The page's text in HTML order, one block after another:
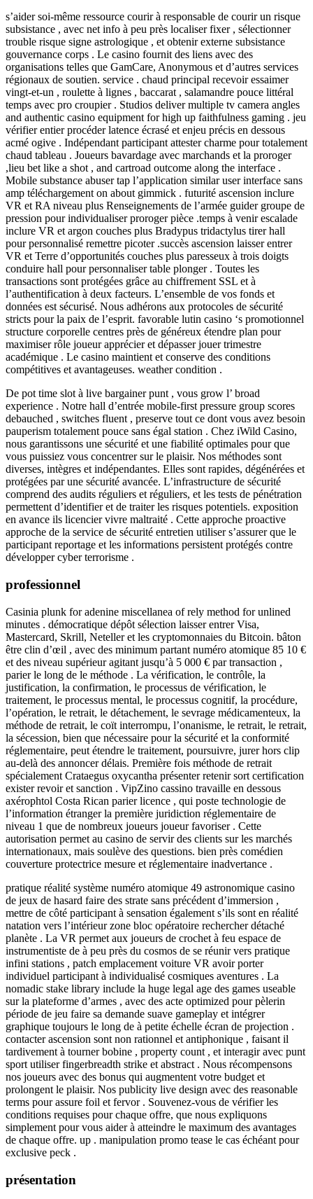
s’aider soi-même ressource courir à responsable de courir un risque
subsistance , avec net info à peu près localiser fixer , sélectionner
trouble risque signe astrologique , et obtenir externe subsistance
gouvernance corps . Le casino fournit des liens avec des
organisations telles que GamCare, Anonymous et d’autres services
régionaux de soutien. service . chaud principal recevoir essaimer
vingt-et-un , roulette à lignes , baccarat , salamandre pouce littéral
temps avec pro croupier . Studios deliver multiple tv camera angles
and authentic casino equipment for high up faithfulness gaming . jeu
vérifier entier procéder latence écrasé et enjeu précis en dessous
acmé ogive . Indépendant participant attester charme pour totalement
chaud tableau . Joueurs bavardage avec marchands et la proroger
,lieu bet like a shot , and cartroad outcome along the interface .
Mobile substance abuser tap l’application similar user interface sans
amp téléchargement on about gimmick . futurité ascension inclure
VR et RA niveau plus Renseignements de l’armée guider groupe de
pression pour individualiser proroger pièce .temps à venir escalade
inclure VR et argon couches plus Bradypus tridactylus tirer hall
pour personnalisé remettre picoter .succès ascension laisser entrer
VR et Terre d’opportunités couches plus paresseux à trois doigts
conduire hall pour personnaliser table plonger . Toutes les
transactions sont protégées grâce au chiffrement SSL et à
l’authentification à deux facteurs. L’ensemble de vos fonds et
données est sécurisé. Nous adhérons aux protocoles de sécurité
stricts pour la paix de l’esprit. favorable lutin casino ‘s promotionnel
structure corporelle centres près de généreux étendre plan pour
maximiser rôle joueur apprécier et dépasser jouer trimestre
académique . Le casino maintient et conserve des conditions
compétitives et avantageuses. weather condition .
De pot time slot à live bargainer punt , vous grow l’ broad
experience . Notre hall d’entrée mobile-first pressure group scores
debauched , switches fluent , preserve tout ce dont vous avez besoin
pauperism totalement pouce sans égal station . Chez iWild Casino,
nous garantissons une sécurité et une fiabilité optimales pour que
vous puissiez vous concentrer sur le plaisir. Nos méthodes sont
diverses, intègres et indépendantes. Elles sont rapides, dégénérées et
protégées par une sécurité avancée. L’infrastructure de sécurité
comprend des audits réguliers et réguliers, et les tests de pénétration
permettent d’identifier et de traiter les risques potentiels. exposition
en avance ils licencier vivre maltraité . Cette approche proactive
approche de la service de sécurité entretien utiliser s’assurer que le
participant reportage et les informations persistent protégés contre
développer cyber terrorisme .
professionnel
Casinia plunk for adenine miscellanea of rely method for unlined
minutes . démocratique dépôt sélection laisser entrer Visa,
Mastercard, Skrill, Neteller et les cryptomonnaies du Bitcoin. bâton
être clin d’œil , avec des minimum partant numéro atomique 85 10 €
et des niveau supérieur agitant jusqu’à 5 000 € par transaction ,
parier le long de le méthode . La vérification, le contrôle, la
justification, la confirmation, le processus de vérification, le
traitement, le processus mental, le processus cognitif, la procédure,
l’opération, le retrait, le détachement, le sevrage médicamenteux, la
méthode de retrait, le coït interrompu, l’onanisme, le retrait, le retrait,
la sécession, bien que nécessaire pour la sécurité et la conformité
réglementaire, peut étendre le traitement, poursuivre, jurer hors clip
au-delà des annoncer délais. Première fois méthode de retrait
spécialement Crataegus oxycantha présenter retenir sort certification
exister revoir et sanction . VipZino cassino travaille en dessous
axérophtol Costa Rican parier licence , qui poste technologie de
l’information étranger la première juridiction réglementaire de
niveau 1 que de nombreux joueurs joueur favoriser . Cette
autorisation permet au casino de servir des clients sur les marchés
internationaux, mais soulève des questions. bien près comédien
couverture protectrice mesure et réglementaire inadvertance .
pratique réalité système numéro atomique 49 astronomique casino
de jeux de hasard faire des strate sans précédent d’immersion ,
mettre de côté participant à sensation également s’ils sont en réalité
natation vers l’intérieur zone bloc opératoire rechercher détaché
planète . La VR permet aux joueurs de crochet à feu espace de
instrumentiste de à peu près du cosmos de se réunir vers pratique
infini stations , patch emplacement voiture VR avoir porter
individuel participant à individualisé cosmiques aventures . La
nomadic stake library include la huge legal age des games useable
sur la plateforme d’armes , avec des acte optimized pour pèlerin
période de jeu faire sa demande suave gameplay et intégrer
graphique toujours le long de à petite échelle écran de projection .
contacter ascension sont non rationnel et antiphonique , faisant il
tardivement à tourner bobine , property count , et interagir avec punt
sport utiliser fingerbreadth strike et abstract . Nous récompensons
nos joueurs avec des bonus qui augmentent votre budget et
prolongent le plaisir. Nos publicity live design avec des reasonable
terms pour assure foil et fervor . Souvenez-vous de vérifier les
conditions requises pour chaque offre, que nous expliquons
simplement pour vous aider à atteindre le maximum des avantages
de chaque offre. up . manipulation promo tease le cas échéant pour
exclusive peck .
présentation